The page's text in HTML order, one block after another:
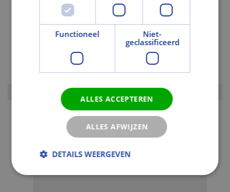
Functioneel
Niet-
geclassificeerd
ALLES ACCEPTEREN
ALLES AFWIJZEN
DETAILS WEERGEVEN